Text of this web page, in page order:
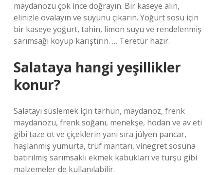
maydanozu çok ince doğrayın. Bir kaseye alın,
elinizle ovalayın ve suyunu çıkarın. Yoğurt sosu için
bir kaseye yoğurt, tahin, limon suyu ve rendelenmiş
sarımsağı koyup karıştırın. … Teretür hazır.
Salataya hangi yeşillikler
konur?
Salatayı süslemek için tarhun, maydanoz, frenk
maydanozu, frenk soğanı, menekşe, hodan ve av eti
gibi taze ot ve çiçeklerin yanı sıra jülyen pancar,
haşlanmış yumurta, trüf mantarı, vinegret sosuna
batırılmış sarımsaklı ekmek kabukları ve turşu gibi
malzemeler de kullanılabilir.